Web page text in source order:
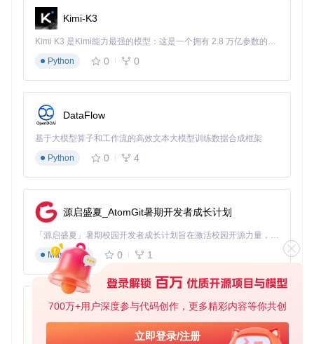
700万+用户深度参与代码创作，更多精彩内容等你共创
立即登录/注册
--smart-unload
--unload-delay 10
加载开销
作流：
优化前：第3个模型加载时崩溃
优化后：可完整运行包含5个模型的工作流，生成512x512
图像耗时增加约15%但保证稳定性
💡 优化小贴士：结合 --fp16-unet
三、计算加速：释放GPU算力潜能
3.1 Nvidia显卡的XFormers优化方案
问题表现：RTX系列显卡在执行注意力计算时GPU利用率低于
70%，存在明显性能浪费。
技术原理：XFormers库通过优化注意力机制的内存布局和计
算顺序，减少显存访问次数并提高计算并行度。在Stable Diffu
sion模型中，注意力计算占总耗时的40%-60%，是优化的关键
Kimi-K3
Kimi K3 是Kimi能力最强的模型：这是一个拥有 2.8 万亿参数的混合专家（MoE）模型，具备原生视觉理解能力，并支持 100 万 token 的上下文窗口。
Python
0 0
DataFlow
基于大模型算子和工作流的高效文本大模型训练数据合成框架
Python
0 4
源启盛夏_AtomGit暑期开发者成长计划
「源启盛夏」暑期校园开发者成长计划旨在激活校园开源力量，通过积分激励、认证扶持、资源倾斜等形式，引导高校组织和开发者完成「入驻 — 建项目 — 做贡献 — 获认证 — 得资源」的完整闭环。无论你是想带领社团入驻平台的组织者，还是希望用代码贡献证明自己的开发者，都能在这里找到属于你的成长路径。
Markdown
0 1
py-xiaozhi
基于Python的Xiaozhi AI，适用于想要完整Xiaozhi体验而无需拥有专用硬件的用户。